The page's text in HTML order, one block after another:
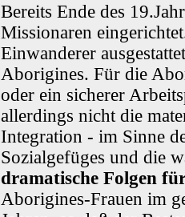
Bereits Ende des
Missionaren
Einwanderer
Aborigines. Für die
oder ein sicherer
allerdings nicht die
Integration - im Sinne
Sozialgefüges und die
dramatische Folgen
Aborigines-Frauen im